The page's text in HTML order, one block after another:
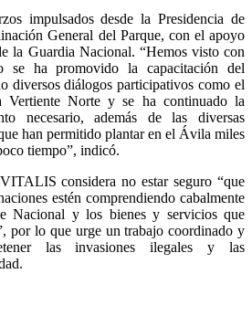
impulsados desde la Presidencia de
General del Parque, con el apoyo
la Guardia Nacional. “Hemos visto con
se ha promovido la capacitación del
diversos diálogos participativos como el
Norte y se ha continuado la
necesario, además de las diversas
han permitido plantar en el Ávila miles
tiempo”, indicó.
considera no estar seguro “que
estén comprendiendo cabalmente
Nacional y los bienes y servicios que
por lo que urge un trabajo coordinado y
las invasiones ilegales y las